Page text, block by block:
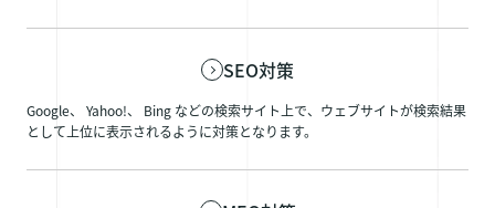
SEO対策
Google、 Yahoo!、 Bing などの検索サイト上で、ウェブサイトが検索結果
として上位に表示されるように対策となります。